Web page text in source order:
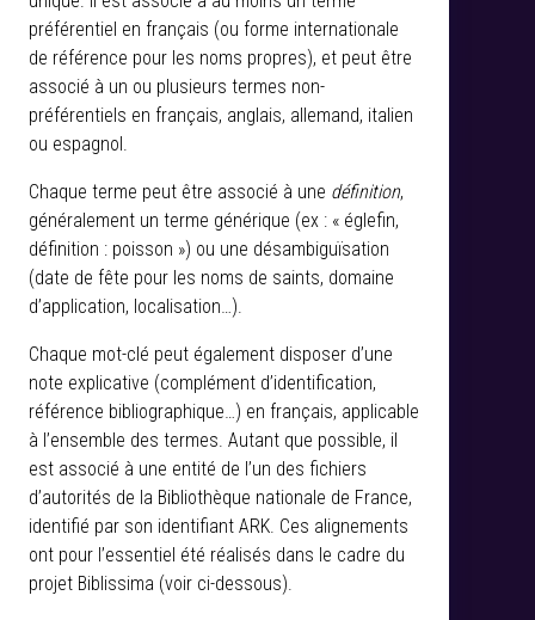
préférentiel en français (ou forme internationale
de référence pour les noms propres), et peut être
associé à un ou plusieurs termes non-
préférentiels en français, anglais, allemand, italien
ou espagnol.
Chaque terme peut être associé à une définition,
généralement un terme générique (ex : « églefin,
définition : poisson ») ou une désambiguïsation
(date de fête pour les noms de saints, domaine
d’application, localisation…).
Chaque mot-clé peut également disposer d’une
note explicative (complément d’identification,
référence bibliographique…) en français, applicable
à l’ensemble des termes. Autant que possible, il
est associé à une entité de l’un des fichiers
d’autorités de la Bibliothèque nationale de France,
identifié par son identifiant ARK. Ces alignements
ont pour l’essentiel été réalisés dans le cadre du
projet Biblissima (voir ci-dessous).